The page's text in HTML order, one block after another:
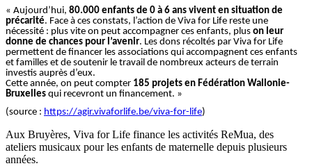
« Aujourd’hui, 80.000 enfants de 0 à 6 ans vivent en situation de
précarité. Face à ces constats, l’action de Viva for Life reste une
nécessité : plus vite on peut accompagner ces enfants, plus on leur
donne de chances pour l’avenir. Les dons récoltés par Viva for Life
permettent de financer les associations qui accompagnent ces enfants
et familles et de soutenir le travail de nombreux acteurs de terrain
investis auprès d’eux.
Cette année, on peut compter 185 projets en Fédération Wallonie-
Bruxelles qui recevront un financement. »
(source : https://agir.vivaforlife.be/viva-for-life)
Aux Bruyères, Viva for Life finance les activités ReMua, des
ateliers musicaux pour les enfants de maternelle depuis plusieurs
années.